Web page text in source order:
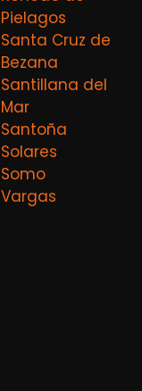
Pielagos
Santa Cruz de
Bezana
Santillana del
Mar
Santoña
Solares
Somo
Vargas